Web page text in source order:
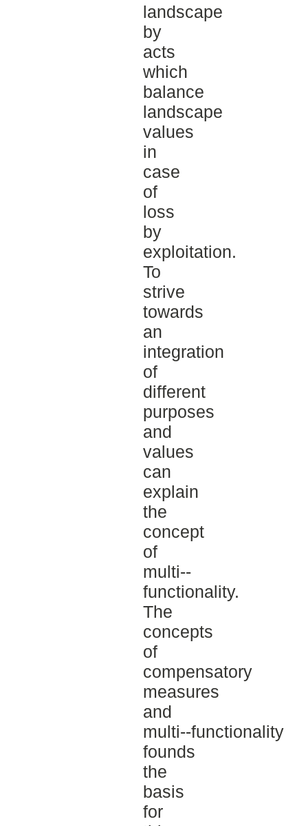
landscape
by
acts
which
balance
landscape
values
in
case
of
loss
by
exploitation.
To
strive
towards
an
integration
of
different
purposes
and
values
can
explain
the
concept
of
multi-­‐
functionality.
The
concepts
of
compensatory
measures
and
multi-­‐functionality
founds
the
basis
for